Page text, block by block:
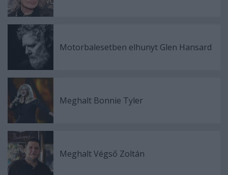
Motorbalesetben elhunyt Glen Hansard
Meghalt Bonnie Tyler
Meghalt Végső Zoltán